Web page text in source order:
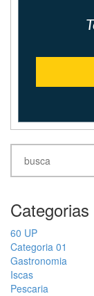
Categorias
60 UP
Categoria 01
Gastronomia
Iscas
Pescaria